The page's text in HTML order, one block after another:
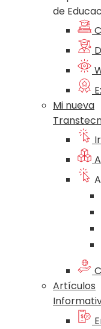
de
Mi nueva
Artículos